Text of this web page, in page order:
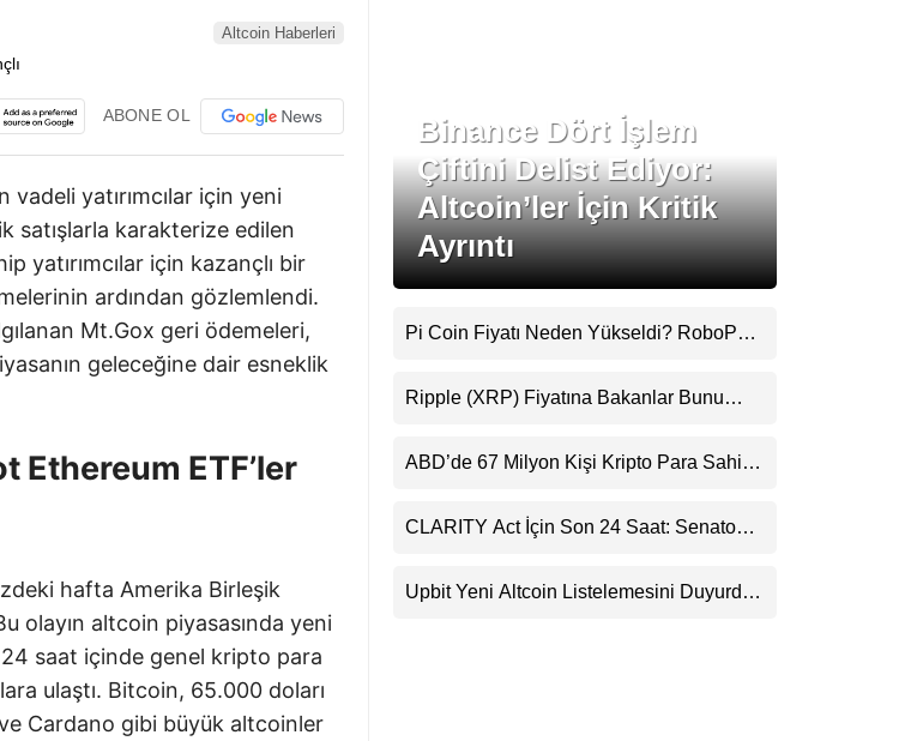
Pinterest
Altcoin Haberleri
ABONE OL
yatırımcılar için yeni
satışlarla karakterize edilen
yatırımcılar için kazançlı bir
ardından gözlemlendi.
Mt.Gox geri ödemeleri,
geleceğine dair esneklik
Ethereum ETF’ler
hafta Amerika Birleşik
olayın altcoin piyasasında yeni
24 saat içinde genel kripto para
ulaştı. Bitcoin, 65.000 doları
Cardano gibi büyük altcoinler
Binance Dört İşlem
Çiftini Delist Ediyor:
Altcoin’ler İçin Kritik
Ayrıntı
Pi Coin Fiyatı Neden Yükseldi? RoboPay
Destekledi
Ripple (XRP) Fiyatına Bakanlar Bunu
Uyarı
ABD’de 67 Milyon Kişi Kripto Para Sahibi:
CLARITY Act İçin Son 24 Saat: Senato
Beklentisini Bozabilir
Upbit Yeni Altcoin Listelemesini Duyurdu: